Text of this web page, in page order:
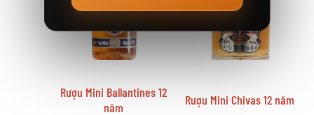
Rượu Mini Ballantines 12
năm
Rượu Mini Chivas 12 năm